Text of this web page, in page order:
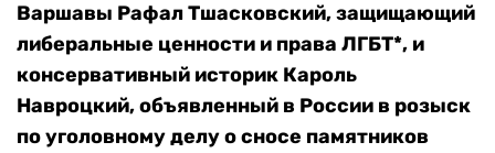
Варшавы Рафал Тшасковский, защищающий
либеральные ценности и права ЛГБТ*, и
консервативный историк Кароль
Навроцкий, объявленный в России в розыск
по уголовному делу о сносе памятников